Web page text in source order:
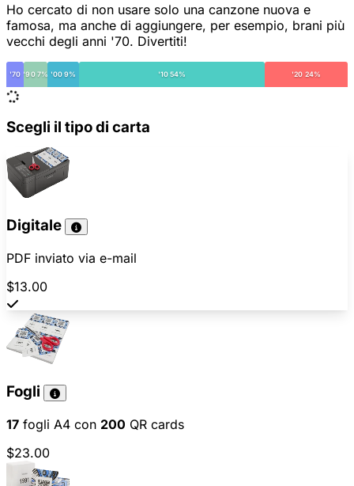
Ho cercato di non usare solo una canzone nuova e
famosa, ma anche di aggiungere, per esempio, brani più
vecchi degli anni '70. Divertiti!
'70 '90 7% '00 9% '10 54% '20 24%
Scegli il tipo di carta
Digitale
PDF inviato via e-mail
$13.00
Fogli
17 fogli A4 con 200 QR cards
$23.00